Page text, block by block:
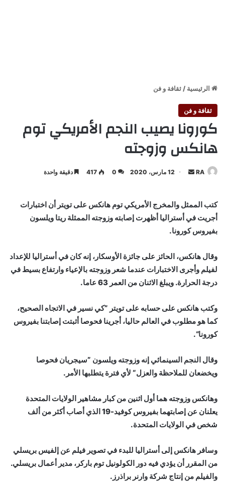
الرئيسية / ثقافة و فن
ثقافة و فن
كورونا يصيب النجم الأمريكي توم
هانكس وزوجته
RA
أرسل 12 مارس، 2020 0
417 دقيقة واحدة
كتب الممثل والمخرج الأمريكي توم هانكس على تويتر أن اختبارات
أجريت في أستراليا أظهرت إصابته وزوجته الممثلة ريتا ويلسون
بفيروس كورونا.
وقال هانكس، الحائز على جائزة الأوسكار، إنه كان في أستراليا للإعداد
لفيلم وأجرى الاختبارات عندما شعر وزوجته بالإعياء وارتفاع بسيط في
درجة الحرارة. ويبلغ الاثنان من العمر 63 عاما.
وكتب هانكس على حسابه على تويتر ”كي نسير في الاتجاه الصحيح،
كما هو مطلوب في العالم حاليا، أجرينا فحوصا أثبتت إصابتنا بفيروس
كورونا“.
وقال النجم السينمائي إنه وزوجته ويلسون ”سيجريان فحوصا
ويخضعان للملاحظة والعزل“ لأي فترة يتطلبها الأمر.
وهانكس وزوجته هما أول اثنين من كبار مشاهير الولايات المتحدة
يعلنان عن إصابتهما بفيروس كوفيد-19 الذي أصاب أكثر من ألف
شخص في الولايات المتحدة.
وسافر هانكس إلى أستراليا للبدء في تصوير فيلم عن إلفيس بريسلي
من المقرر أن يؤدي فيه دور الكولونيل توم باركر، مدير أعمال بريسلي.
والفيلم من إنتاج شركة وارنر براذرز.